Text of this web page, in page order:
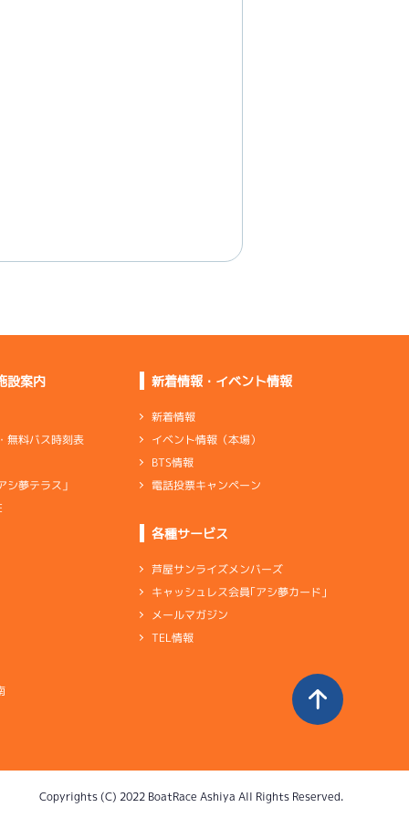
設案内
無料バス時刻表
シ夢テラス」
新着情報・イベント情報
新着情報
イベント情報（本場）
BTS情報
電話投票キャンペーン
各種サービス
芦屋サンライズメンバーズ
キャッシュレス会員｢アシ夢カード｣
メールマガジン
TEL情報
Copyrights (C) 2022 BoatRace Ashiya All Rights Reserved.